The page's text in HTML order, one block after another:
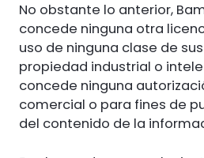
No obstante lo anterior,
concede ninguna otra
uso de ninguna clase de
propiedad industrial o
concede ninguna
comercial o para fines de
del contenido de la